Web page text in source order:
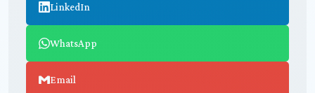
LinkedIn
WhatsApp
Email